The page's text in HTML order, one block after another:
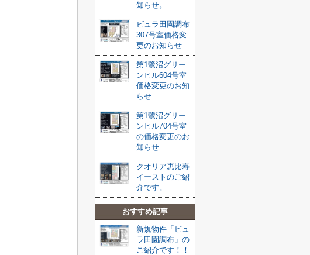
知らせ。
ビュラ田園調布
307号室価格変
更のお知らせ
第1鷺沼グリー
ンヒル604号室
価格変更のお知
らせ
第1鷺沼グリー
ンヒル704号室
の価格変更のお
知らせ
クオリア恵比寿
イーストのご紹
介です。
おすすめ記事
新規物件「ビュ
ラ田園調布」の
ご紹介です！！